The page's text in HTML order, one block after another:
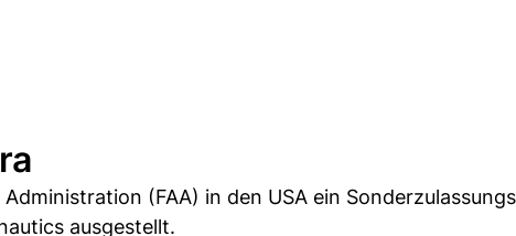
(FAA) in den USA ein
ausgestellt.